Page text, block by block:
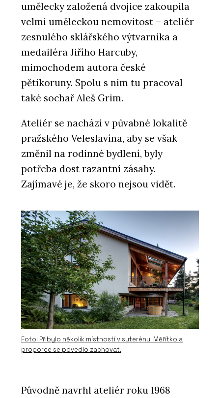
umělecky založená dvojice zakoupila
velmi uměleckou nemovitost – ateliér
zesnulého sklářského výtvarníka a
medailéra Jiřího Harcuby,
mimochodem autora české
pětikoruny. Spolu s ním tu pracoval
také sochař Aleš Grim.
Ateliér se nachází v půvabné lokalitě
pražského Veleslavína, aby se však
změnil na rodinné bydlení, byly
potřeba dost razantní zásahy.
Zajímavé je, že skoro nejsou vidět.
Foto: Přibylo několik místností v suterénu. Měřítko a
proporce se povedlo zachovat.
Původně navrhl ateliér roku 1968